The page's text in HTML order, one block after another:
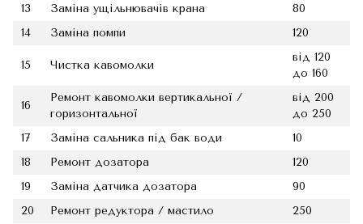
13
Заміна ущільнювачів крана
80
14
Заміна помпи 120
15 Чистка кавомолки
від 120
до 160
16
Ремонт кавомолки вертикальної /
горизонтальної
від 200
до 250
17
Заміна сальника під бак води
10
18
Ремонт дозатора
120
19
Заміна датчика дозатора
90
20
Ремонт редуктора / мастило
250